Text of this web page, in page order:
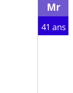
Mr
41 ans